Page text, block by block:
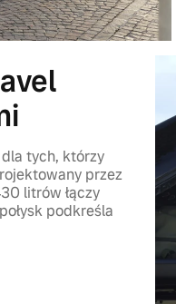
tych, którzy
przez
litrów łączy
podkreśla